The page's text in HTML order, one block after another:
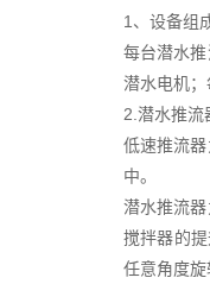
1、设备组
每台潜水
潜水电机
2.潜水推流
低速推流
中。
潜水推流
搅拌器的
任意角度